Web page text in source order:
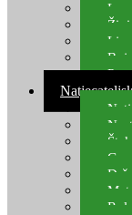
Živi